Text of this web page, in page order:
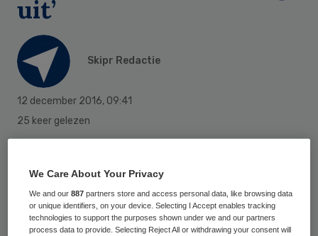
uit’
Skipr Redactie
12 december 2016, 09:41
25 keer gelezen
over de nieuwe bouwregelgeving die het
kabinet heeft voorgesteld. Daarin zouden
volgens hen minder strenge eisen worden
We Care About Your Privacy
We and our887 partners store and access personal data, like browsing data
or unique identifiers, on your device. Selecting I Accept enables tracking
technologies to support the purposes shown under we and our partners
process data to provide. Selecting Reject All or withdrawing your consent will